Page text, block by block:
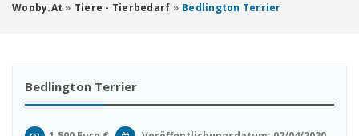
Wooby.at » Tiere - Tierbedarf » Bedlington Terrier
Bedlington Terrier